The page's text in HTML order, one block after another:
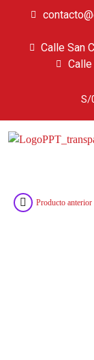
Calle San
S/
Producto anterior